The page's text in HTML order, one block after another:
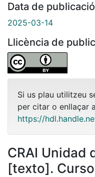
Data de publicació
2025-03-14
Llicència de
Si us plau utilitzeu
per citar o enllaçar
https://
CRAI Unidad
[texto].